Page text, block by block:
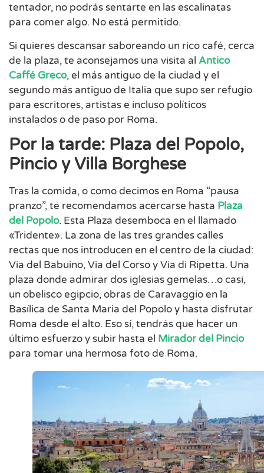
tentador, no podrás sentarte en las escalinatas
para comer algo. No está permitido.
Si quieres descansar saboreando un rico café, cerca
de la plaza, te aconsejamos una visita al Antico
Caffé Greco, el más antiguo de la ciudad y el
segundo más antiguo de Italia que supo ser refugio
para escritores, artistas e incluso políticos
instalados o de paso por Roma.
Por la tarde: Plaza del Popolo,
Pincio y Villa Borghese
Tras la comida, o como decimos en Roma “pausa
pranzo”, te recomendamos acercarse hasta Plaza
del Popolo. Esta Plaza desemboca en el llamado
«Tridente». La zona de las tres grandes calles
rectas que nos introducen en el centro de la ciudad:
Via del Babuino, Via del Corso y Via di Ripetta. Una
plaza donde admirar dos iglesias gemelas…o casi,
un obelisco egipcio, obras de Caravaggio en la
Basílica de Santa Maria del Popolo y hasta disfrutar
Roma desde el alto. Eso sí, tendrás que hacer un
último esfuerzo y subir hasta el Mirador del Pincio
para tomar una hermosa foto de Roma.